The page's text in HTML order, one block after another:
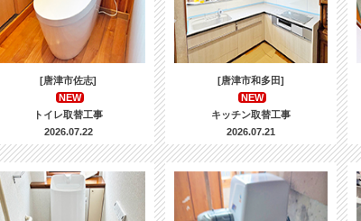
[唐津市佐志]
NEW
トイレ取替工事
2026.07.22
[唐津市和多田]
NEW
キッチン取替工事
2026.07.21